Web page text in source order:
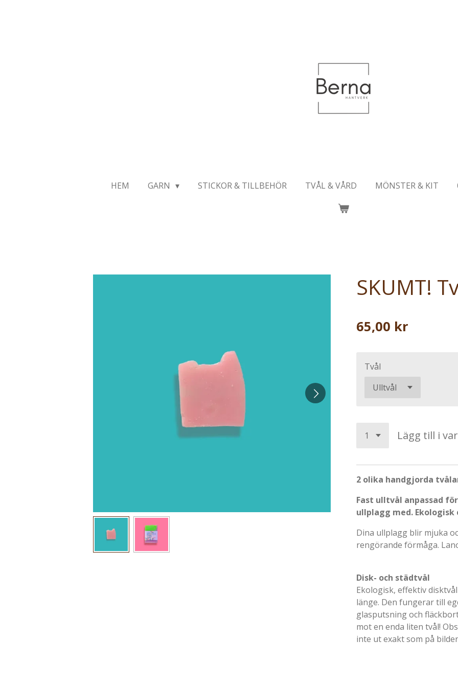
HEM GARN STICKOR & TILLBEHÖR TVÅL & VÅRD MÖNSTER & KIT
SKUMT!
65,00 kr
Tvål
Lägg till i
2 olika handgjorda
Fast ulltvål anpassad
ullplagg med. Ekologisk
Dina ullplagg blir mjuka
rengörande förmåga.
Disk- och städtvål
Ekologisk, effektiv
länge. Den fungerar till
glasputsning och
mot en enda liten tvål!
inte ut exakt som på